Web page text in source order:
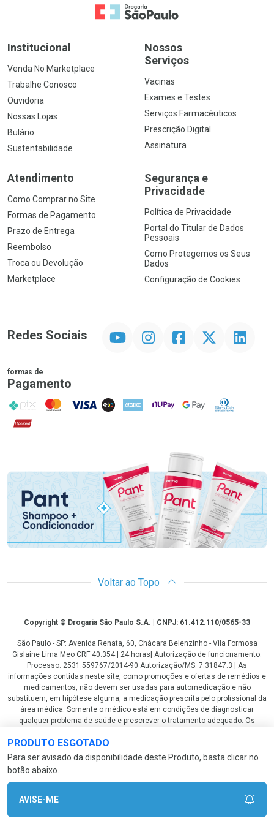
PRODUTO ESGOTADO
Para ser avisado da disponibilidade deste Produto, basta clicar no
botão abaixo.
AVISE-ME
Ir para a Home
Institucional
Venda No Marketplace
Trabalhe Conosco
Ouvidoria
Nossas Lojas
Bulário
Sustentabilidade
Nossos
Serviços
Vacinas
Exames e Testes
Serviços Farmacêuticos
Prescrição Digital
Assinatura
Atendimento
Como Comprar no Site
Formas de Pagamento
Prazo de Entrega
Reembolso
Troca ou Devolução
Marketplace
Segurança e
Privacidade
Política de Privacidade
Portal do Titular de Dados
Pessoais
Como Protegemos os Seus
Dados
Configuração de Cookies
Redes Sociais InstagramFacebook Linkedin
formas de
Pagamento
PIX MasterCard
VISA ELO AMEX NuPay Google PayDiners Club
Hipercard
Promoção em Destaque
Voltar ao Topo
CopyrightCopyright © Drogaria São Paulo S.A. | CNPJ: 61.412.110/0565-33
São Paulo - SP: Avenida Renata, 60, Chácara Belenzinho - Vila Formosa
Gislaine Lima Meo CRF 40.354 | 24 horas| Autorização de funcionamento:
Processo: 2531.559767/2014-90 Autorização/MS: 7.31847.3 | As
informações contidas neste site, como promoções e ofertas de remédios e
medicamentos, não devem ser usadas para automedicação e não
substituem, em hipótese alguma, a medicação prescrita pelo profissional da
área médica. Somente o médico está em condições de diagnosticar
qualquer problema de saúde e prescrever o tratamento adequado. Os
fotos contidas em nosso site são meramente ilustrativas. *Preços e
disponibilidade sujeitos a alterações no decorrer do dia. Antibióticos e
antimicrobianos vendas apenas em lojas físicas ou televendas. Portaria nº
344 - 01/02/1999 - Ministério da Saúde. Horário de funcionamento Central